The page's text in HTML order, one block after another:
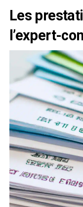
Les
l’expert-